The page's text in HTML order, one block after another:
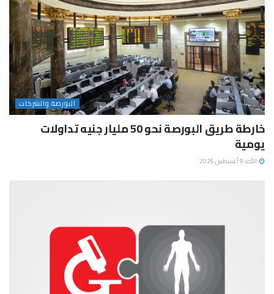
البورصة والشركات
خارطة طريق البورصة نحو 50 مليار جنيه تداولات
يومية
الأحد 9 أغسطس 2026